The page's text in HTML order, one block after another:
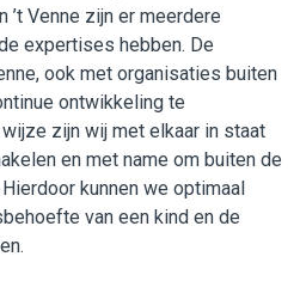
’t Venne zijn er meerdere
expertises hebben. De
ook met organisaties buiten
ontwikkeling te
zijn wij met elkaar in staat
en met name om buiten de
kunnen we optimaal
van een kind en de